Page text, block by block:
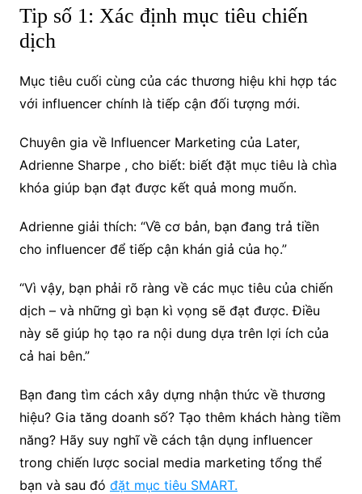
Tip số 1: Xác định mục tiêu chiến
dịch
Mục tiêu cuối cùng của các thương hiệu khi hợp tác
với influencer chính là tiếp cận đối tượng mới.
Chuyên gia về Influencer Marketing của Later,
Adrienne Sharpe , cho biết: biết đặt mục tiêu là chìa
khóa giúp bạn đạt được kết quả mong muốn.
Adrienne giải thích: “Về cơ bản, bạn đang trả tiền
cho influencer để tiếp cận khán giả của họ.”
“Vì vậy, bạn phải rõ ràng về các mục tiêu của chiến
dịch – và những gì bạn kì vọng sẽ đạt được. Điều
này sẽ giúp họ tạo ra nội dung dựa trên lợi ích của
cả hai bên.”
Bạn đang tìm cách xây dựng nhận thức về thương
hiệu? Gia tăng doanh số? Tạo thêm khách hàng tiềm
năng? Hãy suy nghĩ về cách tận dụng influencer
trong chiến lược social media marketing tổng thể
bạn và sau đó đặt mục tiêu SMART.